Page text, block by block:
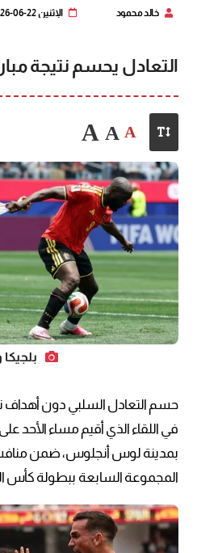
خالد محمود الإثنين 22-06-2026
التعادل يحسم نتيجة
A
A
A
بلجيكا
حسم التعادل السلبي دون أهداف
في اللقاء الذي أقيم مساء
بمدينة لوس أنجلوس، ضمن
المجموعة السابعة ببطولة كأس